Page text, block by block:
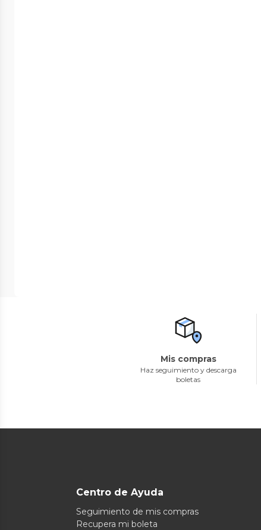
Mis compras
Haz seguimiento y descarga
boletas
Centro de Ayuda
Seguimiento de mis compras
Recupera mi boleta